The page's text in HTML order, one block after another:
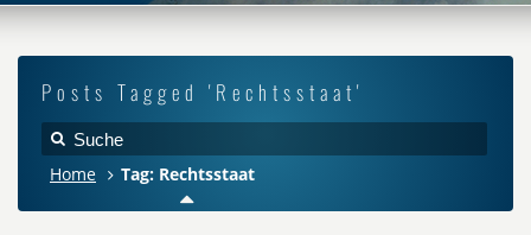
Posts Tagged 'Rechtsstaat'
Home Tag: Rechtsstaat